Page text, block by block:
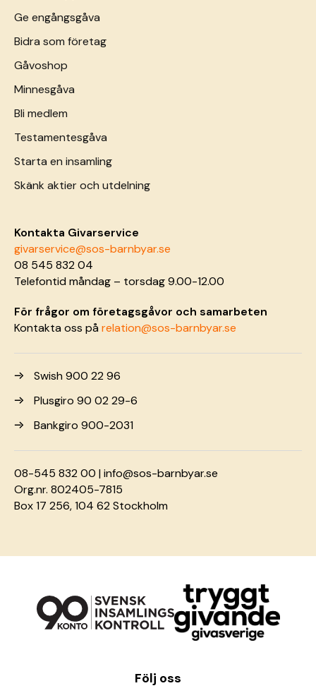
Ge engångsgåva
Bidra som företag
Gåvoshop
Minnesgåva
Bli medlem
Testamentesgåva
Starta en insamling
Skänk aktier och utdelning
Kontakta Givarservice
givarservice@sos-barnbyar.se
08 545 832 04
Telefontid måndag – torsdag 9.00-12.00
För frågor om företagsgåvor och samarbeten
Kontakta oss pårelation@sos-barnbyar.se
Swish 900 22 96
Plusgiro 90 02 29-6
Bankgiro 900-2031
08-545 832 00 |info@sos-barnbyar.se
Org.nr. 802405-7815
Box 17 256, 104 62 Stockholm
Följ oss